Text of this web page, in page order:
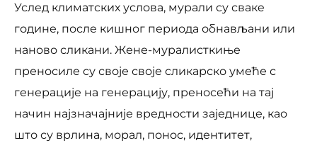
Услед климатских услова, мурали су свакe
године, после кишног периода обнављани или
наново сликани. Жене-муралисткиње
преносиле су своје своје сликарско умеће с
генерације на генерацију, преносећи на тај
начин најзначајније вредности заједнице, као
што су врлина, морал, понос, идентитет,